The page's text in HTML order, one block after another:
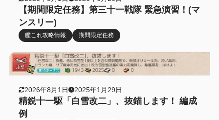
【期間限定任務】第三十一戦隊 緊急演習！(マ
ンスリー)
艦これ攻略情報 期間限定任務
2026年8月1日 2025年1月29日
精鋭十一駆「白雪改二」、抜錨します！ 編成
例